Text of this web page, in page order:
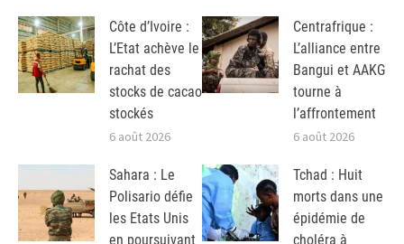
Côte d’Ivoire :
L’Etat achève le
rachat des
stocks de cacao
stockés
6 août 2026
Centrafrique :
L’alliance entre
Bangui et AAKG
tourne à
l’affrontement
6 août 2026
Sahara : Le
Polisario défie
les Etats Unis
en poursuivant
Tchad : Huit
morts dans une
épidémie de
choléra à